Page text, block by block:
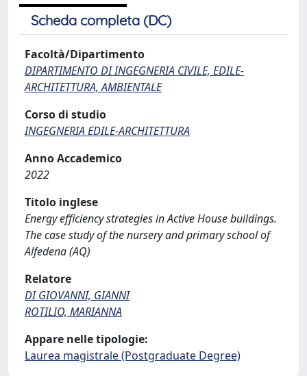
Scheda completa (DC)
Facoltà/Dipartimento
DIPARTIMENTO DI INGEGNERIA CIVILE, EDILE-
ARCHITETTURA, AMBIENTALE
Corso di studio
INGEGNERIA EDILE-ARCHITETTURA
Anno Accademico
2022
Titolo inglese
Energy efficiency strategies in Active House buildings.
The case study of the nursery and primary school of
Alfedena (AQ)
Relatore
DI GIOVANNI, GIANNI
ROTILIO, MARIANNA
Appare nelle tipologie:
Laurea magistrale (Postgraduate Degree)